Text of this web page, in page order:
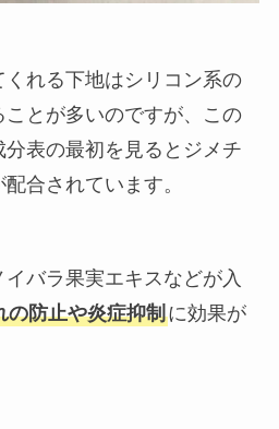
れる下地はシリコン系の
とが多いのですが、この
表の最初を見るとジメチ
合されています。
バラ果実エキスなどが入
の防止や炎症抑制に効果が